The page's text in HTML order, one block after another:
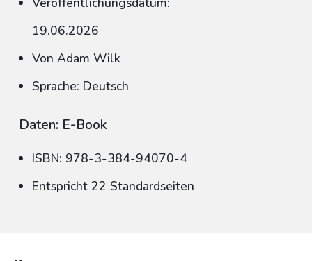
19.06.2026
Von Adam Wilk
Sprache: Deutsch
Daten: E-Book
ISBN: 978-3-384-94070-4
Entspricht 22 Standardseiten